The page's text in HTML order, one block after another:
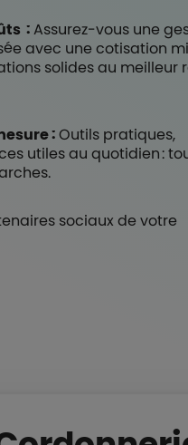
:Assurez-vous une
avec une cotisation
solides au meilleur
:Outils pratiques,
utiles au quotidien :
sociaux de votre